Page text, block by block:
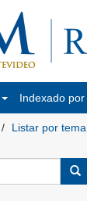
Indexado por
Listar por tema